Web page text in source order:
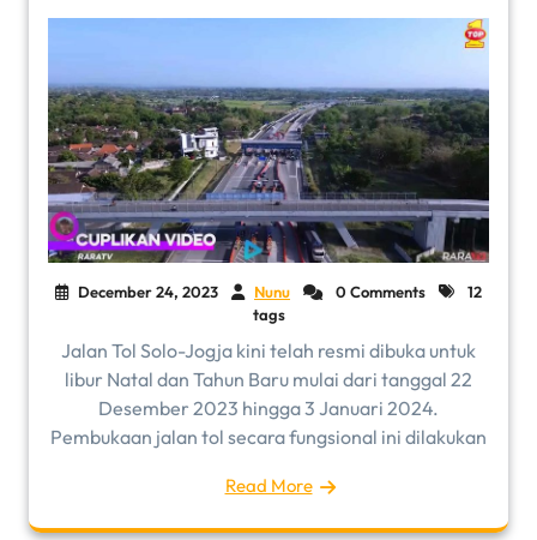
December 24, 2023 Nunu 0 Comments
12
tags
Jalan Tol Solo-Jogja kini telah resmi dibuka untuk
libur Natal dan Tahun Baru mulai dari tanggal 22
Desember 2023 hingga 3 Januari 2024.
Pembukaan jalan tol secara fungsional ini dilakukan
Read More